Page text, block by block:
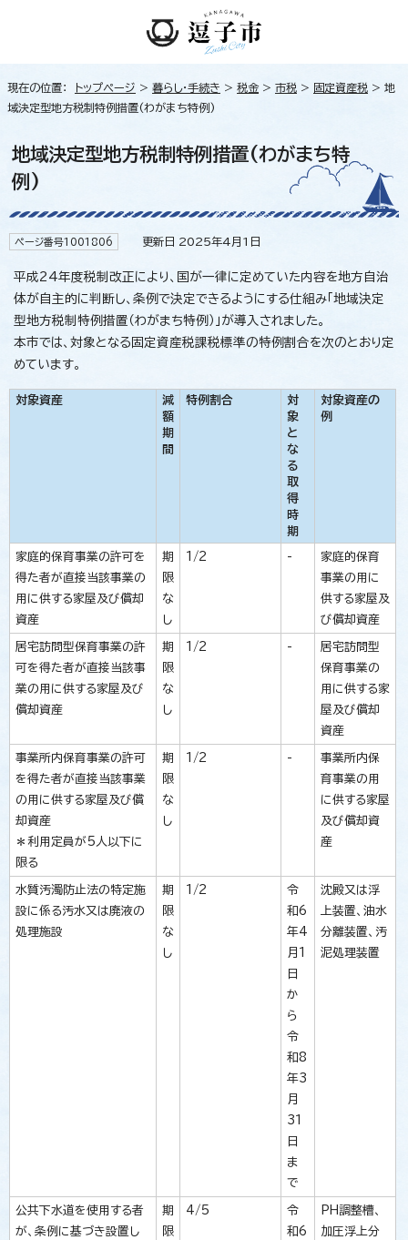
現在の位置： トップページ > 暮らし・手続き > 税金> 市税 > 固定資産税 > 地
域決定型地方税制特例措置(わがまち特例)
地域決定型地方税制特例措置(わがまち特
例)
ページ番号1001806 更新日 2025年4月1日
平成24年度税制改正により、国が一律に定めていた内容を地方自治
体が自主的に判断し、条例で決定できるようにする仕組み「地域決定
型地方税制特例措置（わがまち特例）」が導入されました。
本市では、対象となる固定資産税課税標準の特例割合を次のとおり定
めています。
対象資産
減
額
期
間
特例割合
対
象
と
な
る
取
得
時
期
対象資産の
例
家庭的保育事業の許可を
得た者が直接当該事業の
用に供する家屋及び償却
資産
期
限
な
し
1/2 -
家庭的保育
事業の用に
供する家屋及
び償却資産
居宅訪問型保育事業の許
可を得た者が直接当該事
業の用に供する家屋及び
償却資産
期
限
な
し
1/2 -
居宅訪問型
保育事業の
用に供する家
屋及び償却
資産
事業所内保育事業の許可
を得た者が直接当該事業
の用に供する家屋及び償
却資産
＊利用定員が5人以下に
限る
期
限
な
し
1/2 -
事業所内保
育事業の用
に供する家屋
及び償却資
産
水質汚濁防止法の特定施
設に係る汚水又は廃液の
処理施設
期
限
な
し
1/2
令
和6
年4
月1
日
か
ら
令
和8
年3
月
31
日
ま
で
沈殿又は浮
上装置、油水
分離装置、汚
泥処理装置
公共下水道を使用する者
が、条例に基づき設置し
期
限
4/5
令
和6
PH調整槽、
加圧浮上分